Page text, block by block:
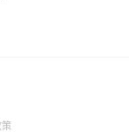
(Open